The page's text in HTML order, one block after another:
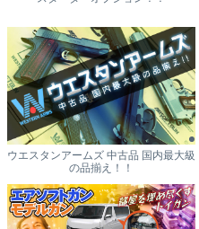
ウエスタンアームズ 中古品 国内最大級
の品揃え！！